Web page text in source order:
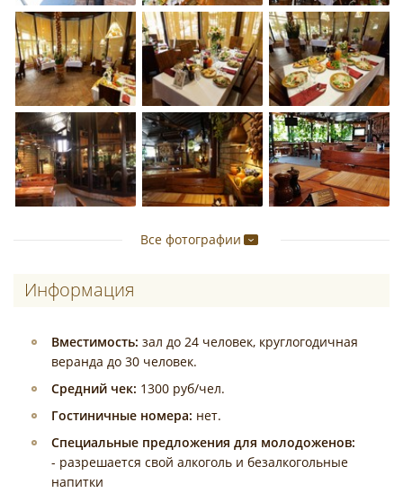
Информация
Вместимость: зал до 24 человек, круглогодичная
веранда до 30 человек.
Средний чек: 1300 руб/чел.
Гостиничные номера: нет.
Специальные предложения для молодоженов:
- разрешается свой алкоголь и безалкогольные
напитки
Все фотографии